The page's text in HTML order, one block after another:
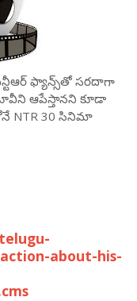
ఫ్యాన్స్‌తో స‌ర‌దాగా
ఆపేస్తాన‌ని కూడా
NTR 30 సినిమా
about-his-